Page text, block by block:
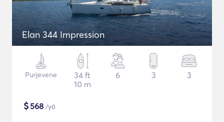
Elan 344 Impression
Purjevene
34 ft
10 m
6 3 3
$568 /yö